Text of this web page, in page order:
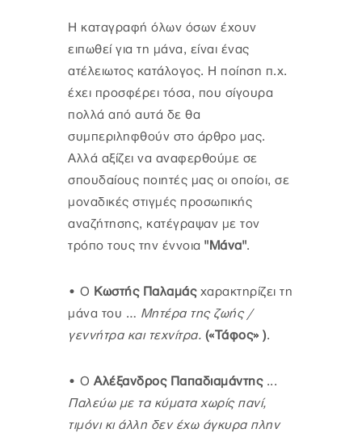
Η καταγραφή όλων όσων έχουν
ειπωθεί για τη μάνα, είναι ένας
ατέλειωτος κατάλογος. Η ποίηση π.χ.
έχει προσφέρει τόσα, που σίγουρα
πολλά από αυτά δε θα
συμπεριληφθούν στο άρθρο μας.
Αλλά αξίζει να αναφερθούμε σε
σπουδαίους ποιητές μας οι οποίοι, σε
μοναδικές στιγμές προσωπικής
αναζήτησης, κατέγραψαν με τον
τρόπο τους την έννοια "Μάνα".
• Ο Κωστής Παλαμάς χαρακτηρίζει τη
μάνα του … Μητέρα της ζωής /
γεννήτρα και τεχνίτρα. («Τάφος» ).
• Ο Αλέξανδρος Παπαδιαμάντης ...
Παλεύω με τα κύματα χωρίς πανί,
τιμόνι κι άλλη δεν έχω άγκυρα πλην